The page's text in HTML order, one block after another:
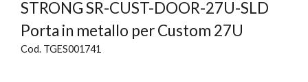
STRONG SR-CUST-DOOR-27U-SLD
Porta in metallo per Custom 27U
Cod. TGES001741